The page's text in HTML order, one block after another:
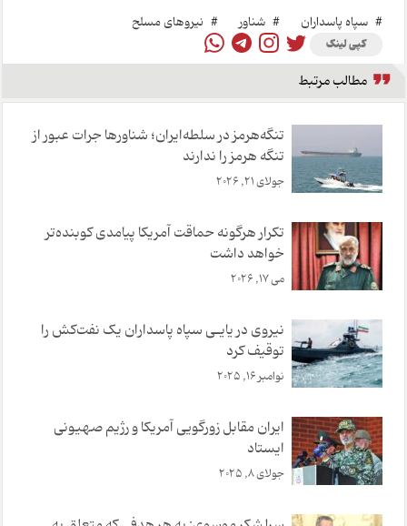
# سپاه پاسداران # شناور # نیروهای مسلح
کپی لینک
مطالب مرتبط
تنگه‌هرمز در سلطه‌ایران؛ شناورها جرات عبور از
تنگه هرمز را ندارند
جولای 21, 2026
تکرار هرگونه حماقت آمریکا پیامدی کوبنده‌تر
خواهد داشت
می 17, 2026
نیروی در یایـی سپاه پاسداران یک نفت‌کش را
توقیف کرد
نوامبر 16, 2025
ایران مقابل زورگویی آمریکا و رژیم صهیونی
ایستاد
جولای 8, 2025